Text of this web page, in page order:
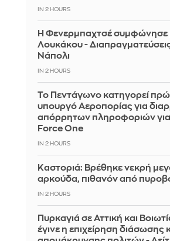
IN 2 HOURS
Η Φενερμπαχτσέ συμφώνησε
Λουκάκου -
Νάπολι
IN 2 HOURS
Το Πεντάγωνο κατηγορεί
υπουργό Αεροπορίας για
απόρρητων πληροφοριών
Force One
IN 2 HOURS
Καστοριά: Βρέθηκε νεκρή
αρκούδα, πιθανόν από
IN 2 HOURS
Πυρκαγιά σε Αττική και
έγινε η επιχείρηση διάσωσης